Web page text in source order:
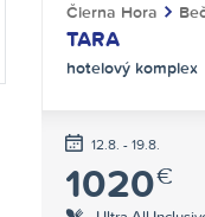
Čierna Hora
TARA
hotelový komplex
12.8. - 19.8.
1020€